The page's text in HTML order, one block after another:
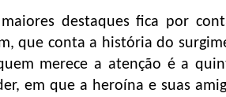
destaques fica por
que conta a história do
merece a atenção é a
em que a heroína e suas